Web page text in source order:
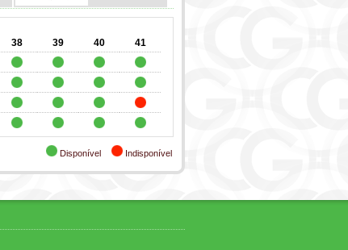
38 39 40 41
Disponível Indisponível